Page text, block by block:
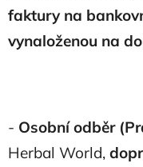
faktury na
vynaloženou na
- Osobní odběr
Herbal World,